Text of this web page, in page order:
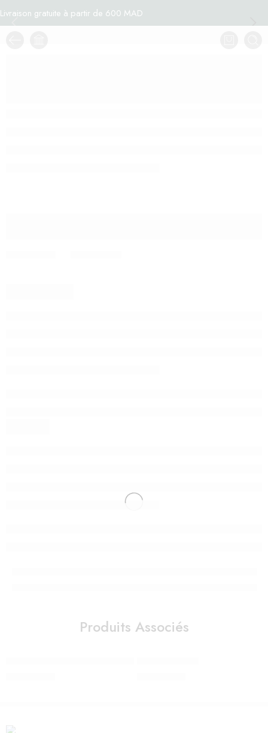
Livraison gratuite à partir de 600 MAD
Produits Associés